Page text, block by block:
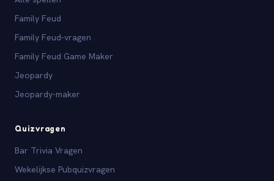
Family Feud
Family Feud-vragen
Family Feud Game Maker
Jeopardy
Jeopardy-maker
Quizvragen
Bar Trivia Vragen
Wekelijkse Pubquizvragen